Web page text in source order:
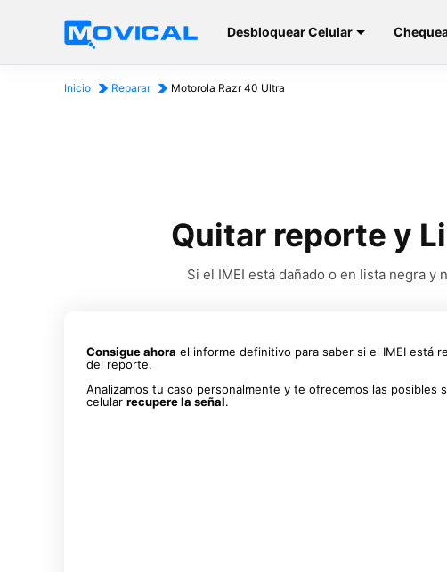
Desbloquear Celular
Inicio Reparar Motorola Razr 40 Ultra
Quitar reporte y
Si el IMEI está dañado o en lista negra
Consigue ahora el informe definitivo para saber si el IMEI está
del reporte.
Analizamos tu caso personalmente y te ofrecemos las posibles
celular recupere la señal.